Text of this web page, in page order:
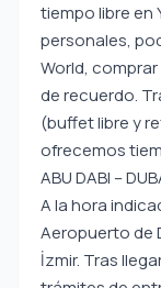
tiempo libre en
personales,
World,
de recuerdo.
(buffet libre y
ofrecemos
ABU DABI –
A la hora
Aeropuerto de
İzmir. Tras